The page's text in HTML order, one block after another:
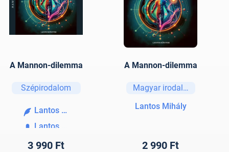
A Mannon-dilemma
Szépirodalom
Lantos Mihály
Lantos Mihály
3 990 Ft
A Mannon-dilemma
Magyar irodalom
Lantos Mihály
2 990 Ft